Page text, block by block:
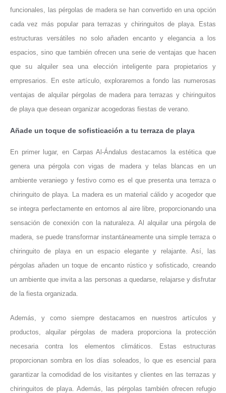
funcionales, las pérgolas de madera se han convertido en una opción
cada vez más popular para terrazas y chiringuitos de playa. Estas
estructuras versátiles no solo añaden encanto y elegancia a los
espacios, sino que también ofrecen una serie de ventajas que hacen
que su alquiler sea una elección inteligente para propietarios y
empresarios. En este artículo, exploraremos a fondo las numerosas
ventajas de alquilar pérgolas de madera para terrazas y chiringuitos
de playa que desean organizar acogedoras fiestas de verano.
Añade un toque de sofisticación a tu terraza de playa
En primer lugar, en Carpas Al-Ándalus destacamos la estética que
genera una pérgola con vigas de madera y telas blancas en un
ambiente veraniego y festivo como es el que presenta una terraza o
chiringuito de playa. La madera es un material cálido y acogedor que
se integra perfectamente en entornos al aire libre, proporcionando una
sensación de conexión con la naturaleza. Al alquilar una pérgola de
madera, se puede transformar instantáneamente una simple terraza o
chiringuito de playa en un espacio elegante y relajante. Así, las
pérgolas añaden un toque de encanto rústico y sofisticado, creando
un ambiente que invita a las personas a quedarse, relajarse y disfrutar
de la fiesta organizada.
Además, y como siempre destacamos en nuestros artículos y
productos, alquilar pérgolas de madera proporciona la protección
necesaria contra los elementos climáticos. Estas estructuras
proporcionan sombra en los días soleados, lo que es esencial para
garantizar la comodidad de los visitantes y clientes en las terrazas y
chiringuitos de playa. Además, las pérgolas también ofrecen refugio